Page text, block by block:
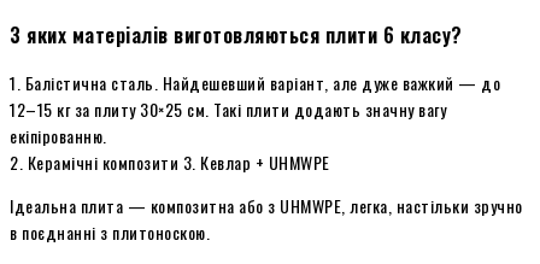
З яких матеріалів виготовляються плити 6 класу?
1. Балістична сталь. Найдешевший варіант, але дуже важкий — до
12–15 кг за плиту 30×25 см. Такі плити додають значну вагу
екіпірованню.
2. Керамічні композити 3. Кевлар + UHMWPE
Ідеальна плита — композитна або з UHMWPE, легка, настільки зручно
в поєднанні з плитоноскою.